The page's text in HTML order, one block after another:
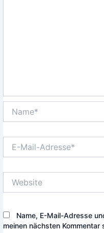
Mail-
Name, E-Mail-Adresse
meinen nächsten Kommentar